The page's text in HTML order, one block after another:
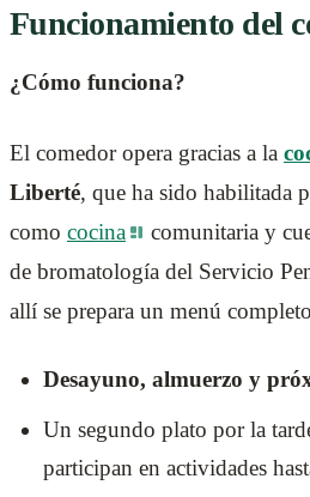
Funcionamiento del
¿Cómo funciona?
El comedor opera gracias a la
Liberté, que ha sido habilitada
como cocina
comunitaria y
de bromatología del Servicio
allí se prepara un menú
Desayuno, almuerzo y
Un segundo plato por la
participan en actividades